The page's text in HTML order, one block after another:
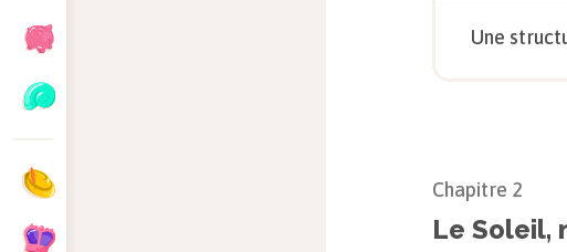
Une
Chapitre 2
Le Soleil,